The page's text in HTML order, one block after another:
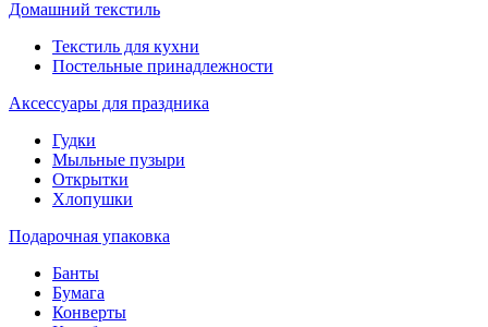
Домашний текстиль
Текстиль для кухни
Постельные принадлежности
Аксессуары для праздника
Гудки
Мыльные пузыри
Открытки
Хлопушки
Подарочная упаковка
Банты
Бумага
Конверты